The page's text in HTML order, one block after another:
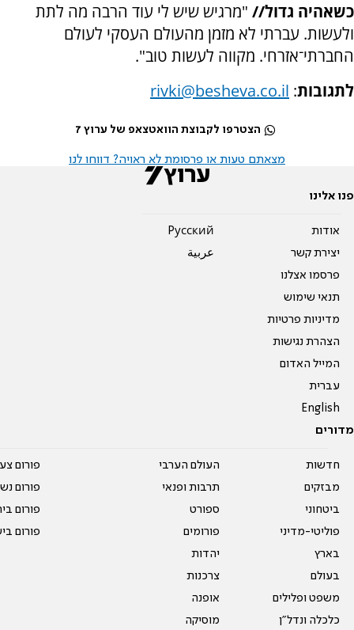
כשאהיה גדול// "מרגיש שיש לי עוד הרבה מה לתת
ולעשות. עברתי לא מזמן מהעולם העסקי לעולם
החברתי־אזרחי. מקווה לעשות טוב".
לתגובות:
rivki@besheva.co.il
הצטרפו לקבוצת הוואטצאפ של ערוץ 7
מצאתם טעות או פרסומת לא ראויה? דווחו לנו
פנו אלינו
אודות
יצירת קשר
פרסמו אצלנו
תנאי שימוש
מדיניות פרטיות
הצהרת נגישות
המייל האדום
עברית
English
Pусский
عربية
מדורים
חדשות
מבזקים
ביטחוני
פוליטי-מדיני
בארץ
בעולם
משפט ופלילים
כלכלה ונדל"ן
העולם הערבי
תרבות ופנאי
ספורט
פורומים
יהדות
צרכנות
אופנה
מוסיקה
פורום
פורום
פורום
פורום